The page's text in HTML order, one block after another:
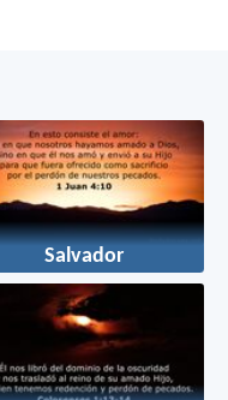
Salvador